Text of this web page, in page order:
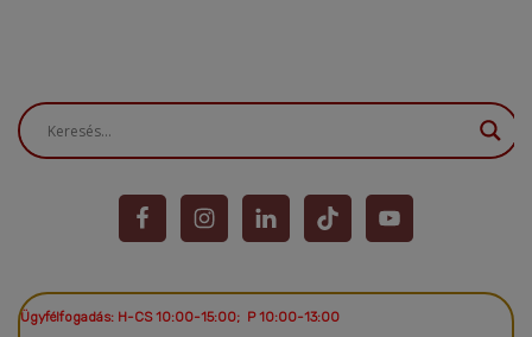
Ügyfélfogadás: H-CS 10:00-15:00; P 10:00-13:00